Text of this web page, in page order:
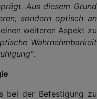
Aus diesem Grund
sondern optisch an
weiteren Aspekt zu
Wahrnehmbarkeit
.
bei der Befestigung zu